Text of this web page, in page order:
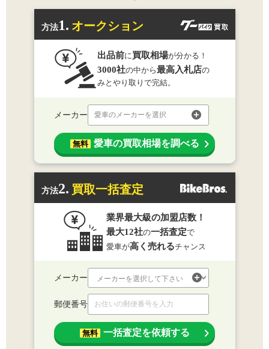
方法1. オークション
出品前に買取相場が分かる！
3000社の中から最高入札店の
みとやり取りで完結。
メーカー 愛車のメーカーを選択
無料 愛車の買取相場を調べる
方法2. 買取一括査定
業界最大級の加盟店数！
最大12社の一括査定で
愛車が高く売れるチャンス
メーカー
郵便番号
無料 一括査定を依頼する